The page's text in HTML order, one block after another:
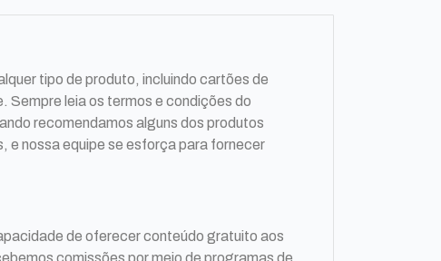
tipo de produto, incluindo cartões de
leia os termos e condições do
recomendamos alguns dos produtos
e nossa equipe se esforça para fornecer
de oferecer conteúdo gratuito aos
comissões por meio de programas de